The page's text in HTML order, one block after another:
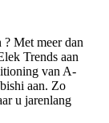
Met meer dan
Trends aan
van A-
aan. Zo
u jarenlang